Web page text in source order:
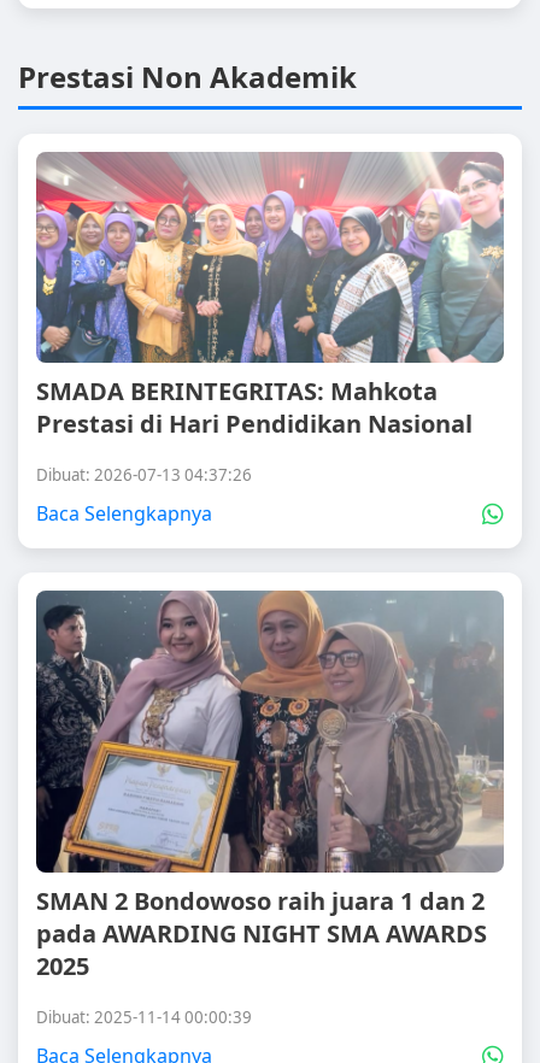
Prestasi Non Akademik
SMADA BERINTEGRITAS: Mahkota
Prestasi di Hari Pendidikan Nasional
Dibuat: 2026-07-13 04:37:26
Baca Selengkapnya
SMAN 2 Bondowoso raih juara 1 dan 2
pada AWARDING NIGHT SMA AWARDS
2025
Dibuat: 2025-11-14 00:00:39
Baca Selengkapnya